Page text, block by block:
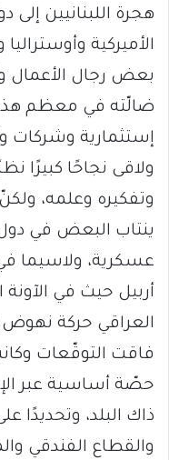
هجرة اللبنانيين إلى
الأميركية
بعض رجال الأعمال
ضالّته في معظم هذه
إستثمارية وشركات
ولاقى نجاحًا كبيرًا
وتفكيره وعلمه،
ينتاب البعض في
عسكرية، ولاسيما
أربيل حيث في الآونة
العراقي حركة
فاقت التوقّعات
حصّة أساسية عبر
ذاك البلد، وتحديدًا
والقطاع الفندقي